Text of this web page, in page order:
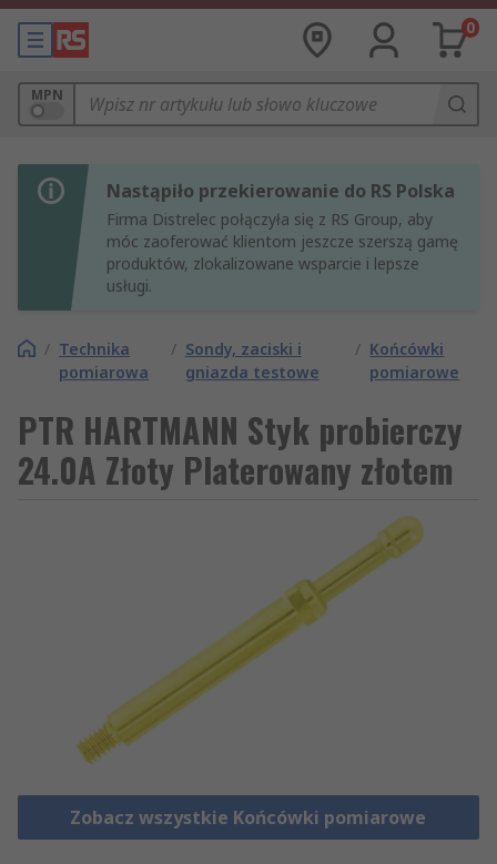
0
MPN
Nastąpiło przekierowanie do RS Polska
Firma Distrelec połączyła się z RS Group, aby
móc zaoferować klientom jeszcze szerszą gamę
produktów, zlokalizowane wsparcie i lepsze
usługi.
/ Technika
pomiarowa
/ Sondy, zaciski i
gniazda testowe
/ Końcówki
pomiarowe
PTR HARTMANN Styk probierczy
24.0A Złoty Platerowany złotem
Zobacz wszystkie Końcówki pomiarowe